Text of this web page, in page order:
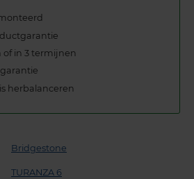
of in 3 termijnen
herbalanceren
Bridgestone
TURANZA 6